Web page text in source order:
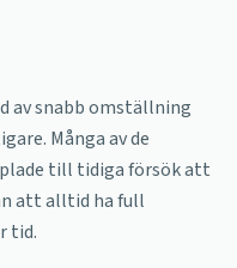
av snabb omställning
Många av de
till tidiga försök att
att alltid ha full
tid.